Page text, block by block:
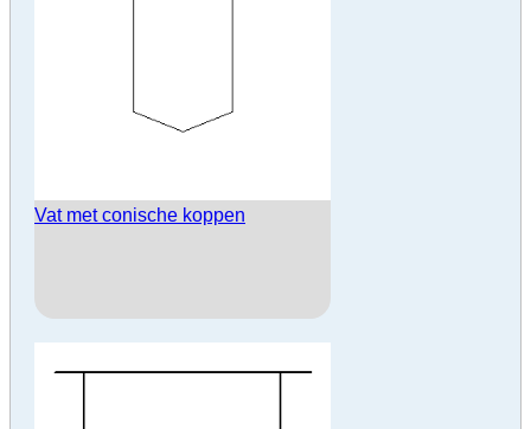
Vat met conische koppen